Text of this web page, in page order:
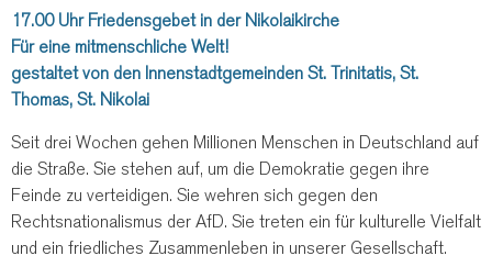
17.00 Uhr Friedensgebet in der Nikolaikirche
Für eine mitmenschliche Welt!
gestaltet von den Innenstadtgemeinden St. Trinitatis, St.
Thomas, St. Nikolai
Seit drei Wochen gehen Millionen Menschen in Deutschland auf
die Straße. Sie stehen auf, um die Demokratie gegen ihre
Feinde zu verteidigen. Sie wehren sich gegen den
Rechtsnationalismus der AfD. Sie treten ein für kulturelle Vielfalt
und ein friedliches Zusammenleben in unserer Gesellschaft.